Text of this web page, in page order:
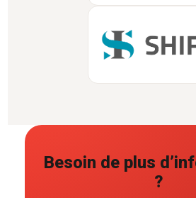
Besoin de plus
?